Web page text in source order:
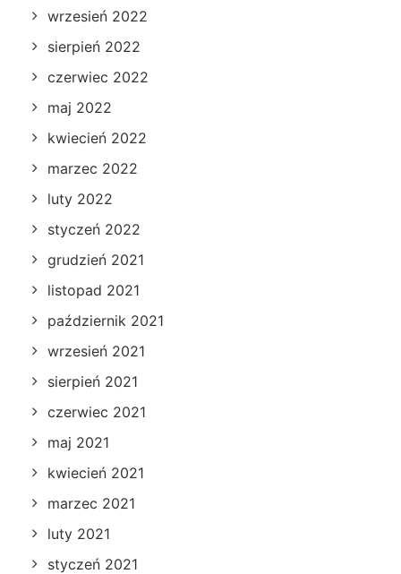
wrzesień 2022
sierpień 2022
czerwiec 2022
maj 2022
kwiecień 2022
marzec 2022
luty 2022
styczeń 2022
grudzień 2021
listopad 2021
październik 2021
wrzesień 2021
sierpień 2021
czerwiec 2021
maj 2021
kwiecień 2021
marzec 2021
luty 2021
styczeń 2021